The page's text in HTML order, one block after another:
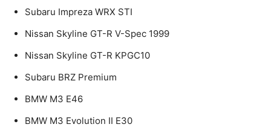
Subaru Impreza WRX STI
Nissan Skyline GT-R V-Spec 1999
Nissan Skyline GT-R KPGC10
Subaru BRZ Premium
BMW M3 E46
BMW M3 Evolution II E30